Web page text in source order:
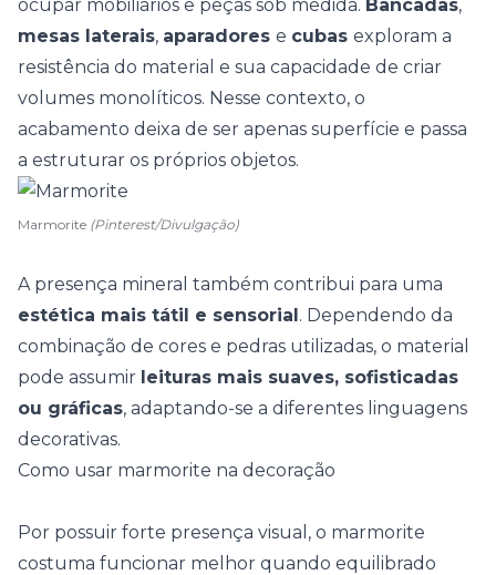
ocupar mobiliários e peças sob medida. Bancadas,
mesas laterais, aparadores e cubas exploram a
resistência do material e sua capacidade de criar
volumes monolíticos. Nesse contexto, o
acabamento deixa de ser apenas superfície e passa
a estruturar os próprios objetos.
Marmorite (Pinterest/Divulgação)
A presença mineral também contribui para uma
estética mais tátil e sensorial. Dependendo da
combinação de cores e pedras utilizadas, o material
pode assumir leituras mais suaves, sofisticadas
ou gráficas, adaptando-se a diferentes linguagens
decorativas.
Como usar marmorite na decoração
Por possuir forte presença visual, o marmorite
costuma funcionar melhor quando equilibrado